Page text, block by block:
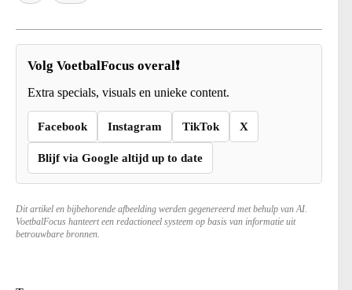
Volg VoetbalFocus overal❗
Extra specials, visuals en unieke content.
Facebook Instagram TikTok X
Blijf via Google altijd up to date
Dit artikel en bijbehorende afbeelding werden gegenereerd met behulp van AI.
VoetbalFocus hanteert een redactioneel systeem op basis van informatie uit
betrouwbare bronnen.